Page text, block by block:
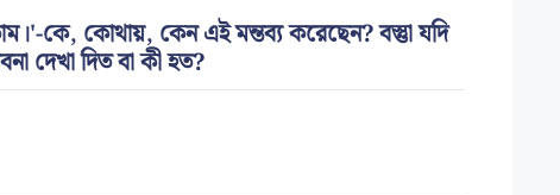
কে, কোথায়, কেন এই মন্তব্য করেছেন? বস্তুা যদি
দেখা দিত বা কী হত?